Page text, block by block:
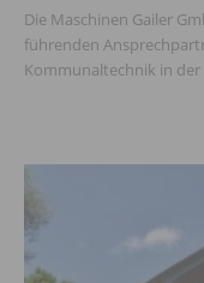
Die Maschinen Gailer
führenden
Kommunaltechnik in der